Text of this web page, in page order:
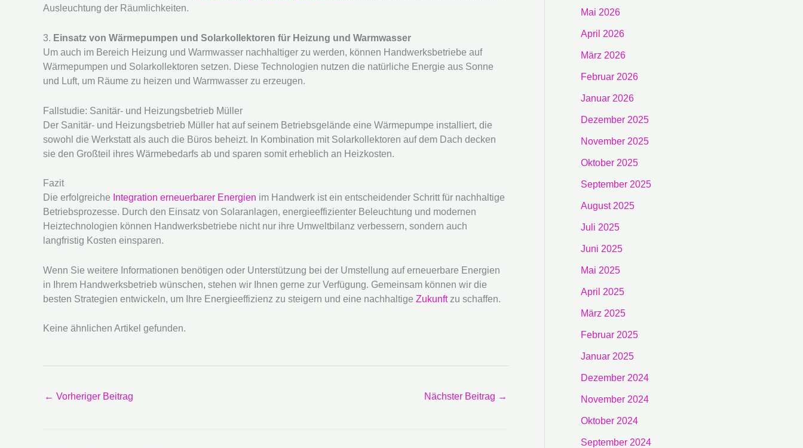
Ausleuchtung der Räumlichkeiten.
3. Einsatz von Wärmepumpen und Solarkollektoren für Heizung und Warmwasser
Um auch im Bereich Heizung und Warmwasser nachhaltiger zu werden, können Handwerksbetriebe auf
Wärmepumpen und Solarkollektoren setzen. Diese Technologien nutzen die natürliche Energie aus Sonne
und Luft, um Räume zu heizen und Warmwasser zu erzeugen.
Fallstudie: Sanitär- und Heizungsbetrieb Müller
Der Sanitär- und Heizungsbetrieb Müller hat auf seinem Betriebsgelände eine Wärmepumpe installiert, die
sowohl die Werkstatt als auch die Büros beheizt. In Kombination mit Solarkollektoren auf dem Dach decken
sie den Großteil ihres Wärmebedarfs ab und sparen somit erheblich an Heizkosten.
Fazit
Die erfolgreiche Integration erneuerbarer Energien im Handwerk ist ein entscheidender Schritt für nachhaltige
Betriebsprozesse. Durch den Einsatz von Solaranlagen, energieeffizienter Beleuchtung und modernen
Heiztechnologien können Handwerksbetriebe nicht nur ihre Umweltbilanz verbessern, sondern auch
langfristig Kosten einsparen.
Wenn Sie weitere Informationen benötigen oder Unterstützung bei der Umstellung auf erneuerbare Energien
in Ihrem Handwerksbetrieb wünschen, stehen wir Ihnen gerne zur Verfügung. Gemeinsam können wir die
besten Strategien entwickeln, um Ihre Energieeffizienz zu steigern und eine nachhaltige Zukunftzu schaffen.
Keine ähnlichen Artikel gefunden.
← Vorheriger Beitrag Nächster Beitrag →
Mai 2026
April 2026
März 2026
Februar 2026
Januar 2026
Dezember 2025
November 2025
Oktober 2025
September 2025
August 2025
Juli 2025
Juni 2025
Mai 2025
April 2025
März 2025
Februar 2025
Januar 2025
Dezember 2024
November 2024
Oktober 2024
September 2024